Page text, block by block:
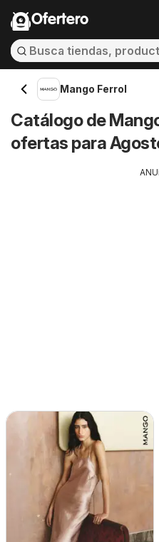
Ofertero
Mango Ferrol
Catálogo de
ofertas para